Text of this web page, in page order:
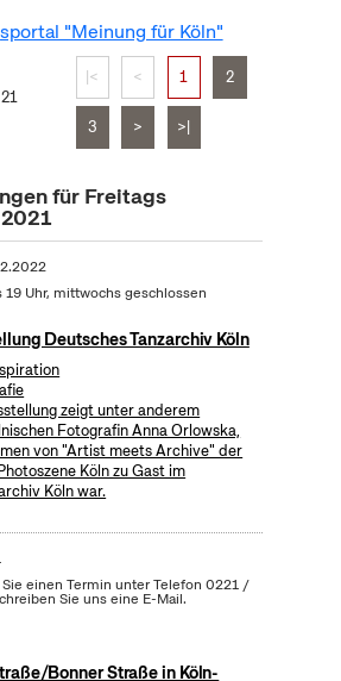
"Meinung für Köln"
|< < 1 2
3 > >|
für Freitags
19 Uhr, mittwochs geschlossen
Deutsches Tanzarchiv Köln
zeigt unter anderem
Fotografin Anna Orlowska,
von "Artist meets Archive" der
Köln zu Gast im
Köln war.
einen Termin unter Telefon 0221 /
Sie uns eine E-Mail.
Bonner Straße in Köln-